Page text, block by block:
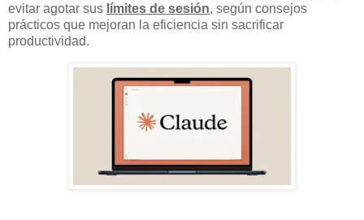
evitar agotar sus límites de sesión, según consejos
prácticos que mejoran la eficiencia sin sacrificar
productividad.